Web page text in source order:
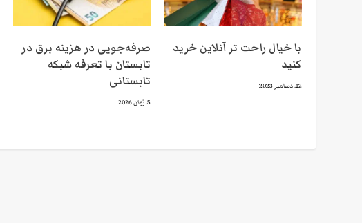
با خیال راحت تر آنلاین خرید
کنید
12. دسامبر 2023
صرفه‌جویی در هزینه برق در
تابستان با تعرفه شبکه
تابستانی
5. ژوئن 2026